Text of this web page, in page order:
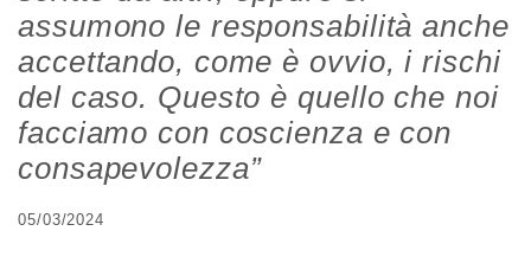
assumono le responsabilità anche
accettando, come è ovvio, i rischi
del caso. Questo è quello che noi
facciamo con coscienza e con
consapevolezza”
05/03/2024